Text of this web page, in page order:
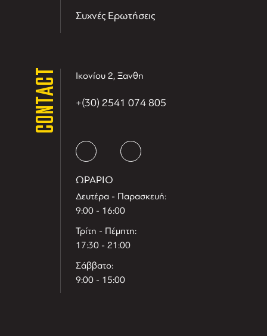
Συχνές Ερωτήσεις
CONTACT Ικονίου 2, Ξανθη
+(30) 2541 074 805
ΩΡΑΡΙΟ
Δευτέρα - Παρασκευή:
9:00 - 16:00
Τρίτη - Πέμπτη:
17:30 - 21:00
Σάββατο:
9:00 - 15:00